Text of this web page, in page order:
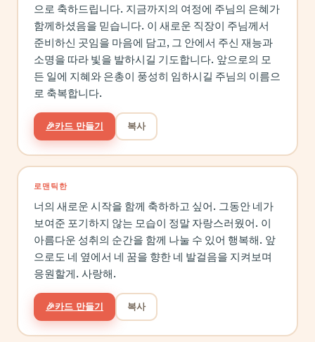
으로 축하드립니다. 지금까지의 여정에 주님의 은혜가
함께하셨음을 믿습니다. 이 새로운 직장이 주님께서
준비하신 곳임을 마음에 담고, 그 안에서 주신 재능과
소명을 따라 빛을 발하시길 기도합니다. 앞으로의 모
든 일에 지혜와 은총이 풍성히 임하시길 주님의 이름으
로 축복합니다.
🎉카드 만들기 복사
로맨틱한
너의 새로운 시작을 함께 축하하고 싶어. 그동안 네가
보여준 포기하지 않는 모습이 정말 자랑스러웠어. 이
아름다운 성취의 순간을 함께 나눌 수 있어 행복해. 앞
으로도 네 옆에서 네 꿈을 향한 네 발걸음을 지켜보며
응원할게. 사랑해.
🎉카드 만들기 복사